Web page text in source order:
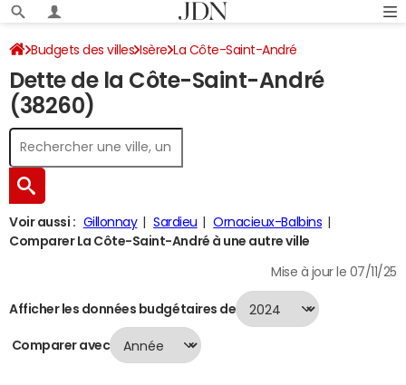
Budgets des villes Isère La Côte-Saint-André
Dette au 31/12/2024
Dette de la Côte-Saint-André
(38260)
Voir aussi : Gillonnay Sardieu
Ornacieux-Balbins
Comparer La Côte-Saint-André à une autre ville
Mise à jour le 07/11/25
Afficher les données budgétaires de
Comparer avec